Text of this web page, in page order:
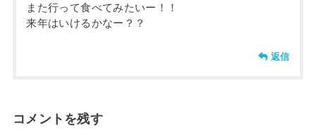
また行って食べてみたいー！！
来年はいけるかなー？？
返信
コメントを残す